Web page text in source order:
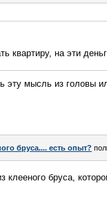
квартиру, на эти
эту мысль из головы
бруса.... есть опыт?
бруса,